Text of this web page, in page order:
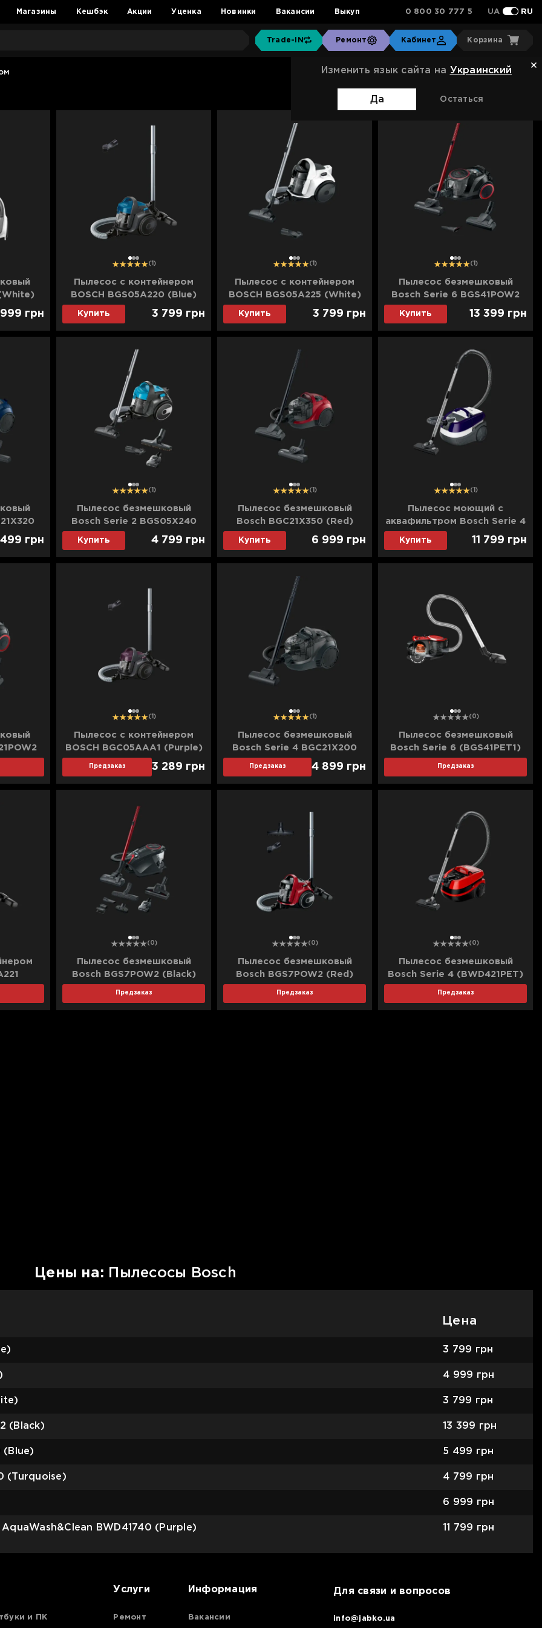
Магазины Кешбэк Акции Уценка Новинки Вакансии Выкуп 0 800 30 777 5 UA RU
Trade-IN Ремонт Кабинет Корзина
Изменить язык сайта на Украинский
Да Остаться
Сортировка: Стандартная
грн
12 3 (1)
Пылесос с контейнером
BOSCH BGS05A220 (Blue)
Купить 3 799 грн
12 3 (1)
Пылесос с контейнером
BOSCH BGS05A225 (White)
Купить 3 799 грн
12 3 (1)
Пылесос безмешковый
Bosch Serie 6 BGS41POW2
(Black)
Купить 13 399 грн
грн
12 3 (1)
Пылесос безмешковый
Bosch Serie 2 BGS05X240
(Turquoise)
Купить 4 799 грн
12 3 (1)
Пылесос безмешковый
Bosch BGC21X350 (Red)
Купить 6 999 грн
12 3 (1)
Пылесос моющий с
аквафильтром Bosch Serie 4
AquaWash&Clean BWD41740
Купить 11 799 грн
12 3 (1)
Пылесос с контейнером
BOSCH BGC05AAA1 (Purple)
Предзаказ 3 289 грн
12 3 (1)
Пылесос безмешковый
Bosch Serie 4 BGC21X200
(Black)
Предзаказ 4 899 грн
12 3 (0)
Пылесос безмешковый
Bosch Serie 6 (BGS41PET1)
(Red)
Предзаказ
12 3 (0)
Пылесос безмешковый
Bosch BGS7POW2 (Black)
Предзаказ
12 3 (0)
Пылесос безмешковый
Bosch BGS7POW2 (Red)
Предзаказ
12 3 (0)
Пылесос безмешковый
Bosch Serie 4 (BWD421PET)
(Red)
Предзаказ
Цены на: Пылесосы Bosch
Цена
3 799 грн
4 999 грн
3 799 грн
(Black) 13 399 грн
(Blue) 5 499 грн
(Turquoise) 4 799 грн
6 999 грн
BWD41740 (Purple) 11 799 грн
и ПК
Услуги
Ремонт
Информация
Вакансии
Для связи и вопросов
info@jabko.ua